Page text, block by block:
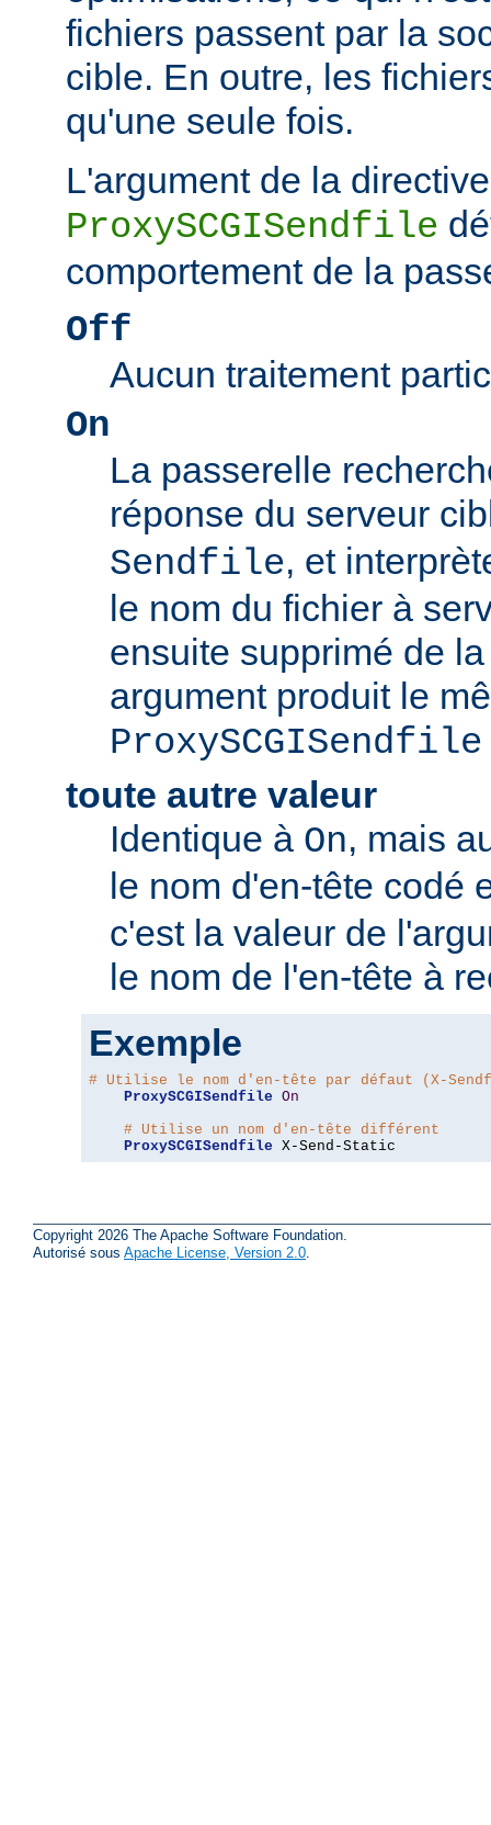
fichiers passent par la
cible. En outre, les
qu'une seule fois.
L'argument de la directive
ProxySCGISendfile
comportement de la
Off
Aucun traitement
On
La passerelle
réponse du serveur
Sendfile, et
le nom du fichier à
ensuite supprimé de
argument produit le
toute autre valeur
Identique à On, mais
le nom d'en-tête codé
c'est la valeur de
le nom de l'en-tête à
Exemple
# Utilise le nom d'en-tête par défaut (X-
ProxySCGISendfile On
# Utilise un nom d'en-tête différent
ProxySCGISendfile X-Send-Static
Copyright 2026 The Apache Software Foundation.
Autorisé sous Apache License, Version 2.0.